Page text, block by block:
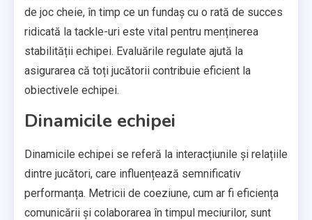
de joc cheie, în timp ce un fundaș cu o rată de succes
ridicată la tackle-uri este vital pentru menținerea
stabilității echipei. Evaluările regulate ajută la
asigurarea că toți jucătorii contribuie eficient la
obiectivele echipei.
Dinamicile echipei
Dinamicile echipei se referă la interacțiunile și relațiile
dintre jucători, care influențează semnificativ
performanța. Metricii de coeziune, cum ar fi eficiența
comunicării și colaborarea în timpul meciurilor, sunt